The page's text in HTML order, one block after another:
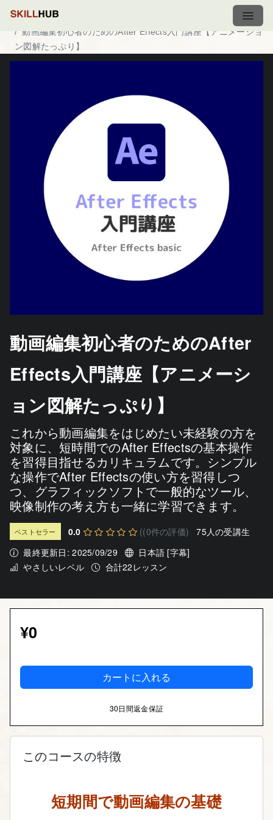
ホーム
講座一覧
動画編集初心者のためのAfter Effects入門講座【アニメーショ
ン図解たっぷり】
動画編集初心者のためのAfter
Effects入門講座【アニメーシ
ョン図解たっぷり】
これから動画編集をはじめたい未経験の方を
対象に、短時間でのAfter Effectsの基本操作
を習得目指せるカリキュラムです。シンプル
な操作でAfter Effectsの使い方を習得しつ
つ、グラフィックソフトで一般的なツール、
映像制作の考え方も一緒に学習できます。
ベストセラー 0.0 ((0件の評価)
75人の受講生
最終更新日: 2025/09/29
日本語 [字幕]
やさしいレベル
合計22レッスン
¥0
カートに入れる
30日間返金保証
このコースの特徴
短期間で動画編集の基礎